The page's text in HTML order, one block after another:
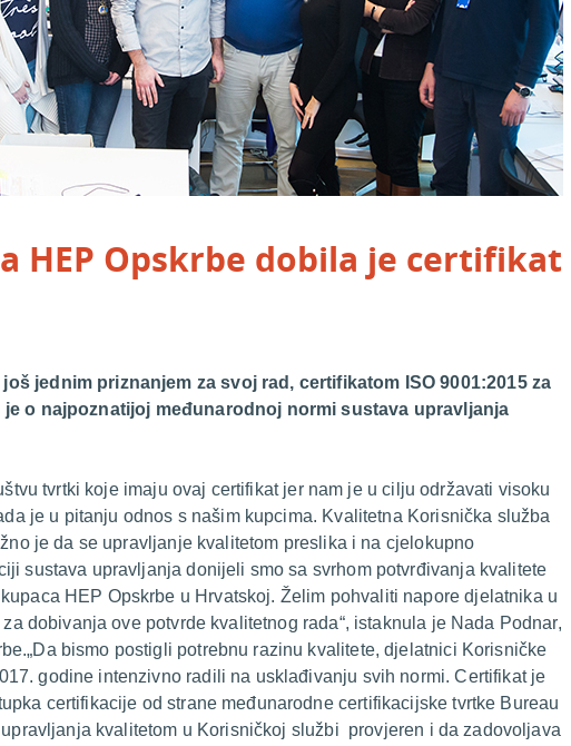
HEP Opskrbe dobila je certifikat
jednim priznanjem za svoj rad, certifikatom ISO 9001:2015 za
o najpoznatijoj međunarodnoj normi sustava upravljanja
tvrtki koje imaju ovaj certifikat jer nam je u cilju održavati visoku
je u pitanju odnos s našim kupcima. Kvalitetna Korisnička služba
je da se upravljanje kvalitetom preslika i na cjelokupno
sustava upravljanja donijeli smo sa svrhom potvrđivanja kvalitete
HEP Opskrbe u Hrvatskoj. Želim pohvaliti napore djelatnika u
dobivanja ove potvrde kvalitetnog rada“, istaknula je Nada Podnar,
bismo postigli potrebnu razinu kvalitete, djelatnici Korisničke
godine intenzivno radili na usklađivanju svih normi. Certifikat je
certifikacije od strane međunarodne certifikacijske tvrtke Bureau
kvalitetom u Korisničkoj službi provjeren i da zadovoljava